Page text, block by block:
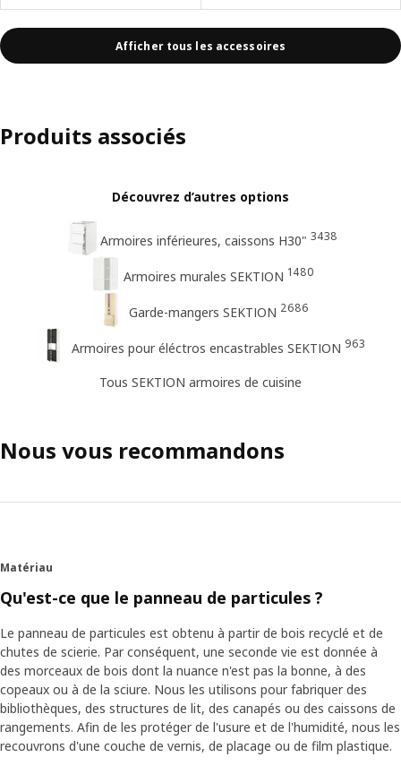
Afficher tous les accessoires
Produits associés
Découvrez d’autres options
Armoires inférieures, caissons H30" 3438
Armoires murales SEKTION 1480
Garde-mangers SEKTION 2686
Armoires pour éléctros encastrables SEKTION 963
Tous SEKTION armoires de cuisine
Nous vous recommandons
Matériau
Qu'est-ce que le panneau de particules ?
Le panneau de particules est obtenu à partir de bois recyclé et de
chutes de scierie. Par conséquent, une seconde vie est donnée à
des morceaux de bois dont la nuance n'est pas la bonne, à des
copeaux ou à de la sciure. Nous les utilisons pour fabriquer des
bibliothèques, des structures de lit, des canapés ou des caissons de
rangements. Afin de les protéger de l'usure et de l'humidité, nous les
recouvrons d'une couche de vernis, de placage ou de film plastique.